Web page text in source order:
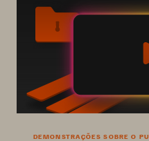
DEMONSTRAÇÕES SOBRE O